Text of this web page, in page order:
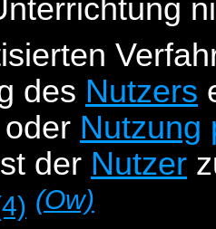
des Nutzers
oder Nutzung
der Nutzer
(Ow)